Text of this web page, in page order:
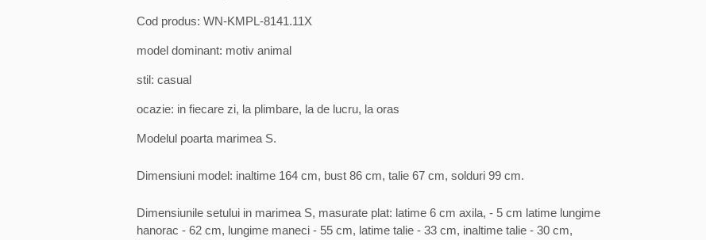
Cod produs: WN-KMPL-8141.11X
model dominant: motiv animal
stil: casual
ocazie: in fiecare zi, la plimbare, la de lucru, la oras
Modelul poarta marimea S.
Dimensiuni model: inaltime 164 cm, bust 86 cm, talie 67 cm, solduri 99 cm.
Dimensiunile setului in marimea S, masurate plat: latime 6 cm axila, - 5 cm latime lungime
hanorac - 62 cm, lungime maneci - 55 cm, latime talie - 33 cm, inaltime talie - 30 cm,